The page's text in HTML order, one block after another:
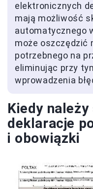
elektronicznych
mają możliwość
automatycznego
może oszczędzić
potrzebnego na
eliminując przy
wprowadzenia
Kiedy należy
deklaracje
i obowiązki